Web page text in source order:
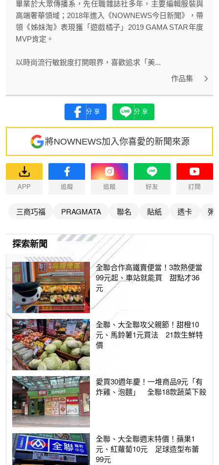
畢業於大眾傳播系，先任職雜誌社多年，主要編輯服裝與
高端奢華領域；2018年進入《NOWNEWS今日新聞》，帶
領《姊妹淘》表現獲「遊戲橘子」2019 GAMA STAR年度
MVP肯定。
以時尚流行敏銳度打開眼界，喜歡追求「美...
作品集
分享 分享
將NOWNEWS加入你喜愛的新聞來源
APP 追蹤 追蹤 好友 訂閱
三商巧福 PRAGMATA 聯名 貼紙 透卡 粥
探索新聞
全聯合作高鐵賣便當！3款熱便當
99元起、車站就能買 甜點才36
元
全聯、大全聯攻父親節！甜橙10
元、馬鈴薯1元買法 21款生鮮特
價
愛買30週年慶！一堆商品9元「有
炸雞、泡麵」 全聯18款蔬菜下殺
全聯、大全聯週末特價！蘋果1
元、紅蘿蔔10元 足球造型布蕾
99元